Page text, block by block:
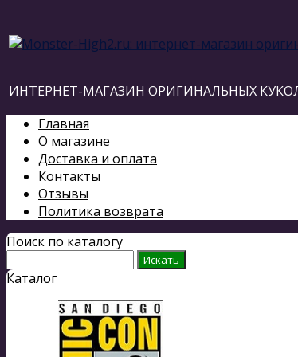
ИНТЕРНЕТ-МАГАЗИН ОРИГИНАЛЬНЫХ
Главная
О магазине
Доставка и оплата
Контакты
Отзывы
Политика возврата
Поиск по каталогу
Каталог